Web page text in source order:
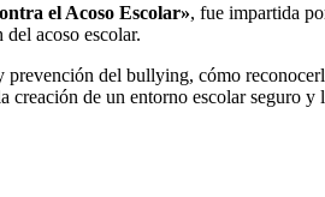
el Acoso Escolar», fue impartida
acoso escolar.
del bullying, cómo
de un entorno escolar seguro y